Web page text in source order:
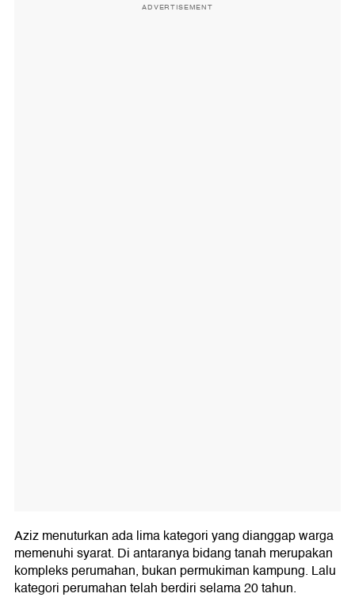
ADVERTISEMENT
Aziz menuturkan ada lima kategori yang dianggap warga
memenuhi syarat. Di antaranya bidang tanah merupakan
kompleks perumahan, bukan permukiman kampung. Lalu
kategori perumahan telah berdiri selama 20 tahun.